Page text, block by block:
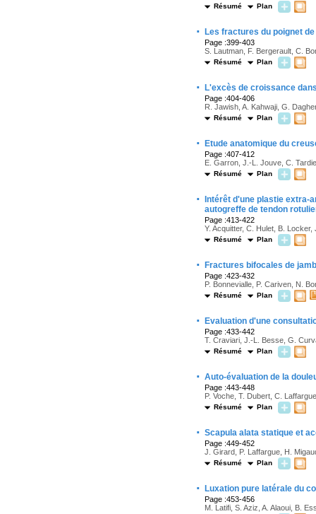
Résumé Plan
· Les fractures du poignet
Page :399-403
S. Lautman, F. Bergerault, C.
Résumé Plan
· L'excès de croissance
Page :404-406
R. Jawish, A. Kahwaji, G.
Résumé Plan
· Etude anatomique du
Page :407-412
E. Garron, J.-L. Jouve, C.
Résumé Plan
·
Intérêt d'une plastie extra-
autogreffe de tendon
Page :413-422
Y. Acquitter, C. Hulet, B.
Résumé Plan
· Fractures bifocales de
Page :423-432
P. Bonnevialle, P. Cariven, N.
Résumé Plan
· Evaluation d'une
Page :433-442
T. Craviari, J.-L. Besse, G.
Résumé Plan
· Auto-évaluation de la
Page :443-448
P. Voche, T. Dubert, C.
Résumé Plan
· Scapula alata statique et
Page :449-452
J. Girard, P. Laffargue, H.
Résumé Plan
· Luxation pure latérale du
Page :453-456
M. Latifi, S. Aziz, A. Alaoui, B.